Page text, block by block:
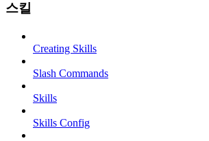
스킬
Creating Skills
Slash Commands
Skills
Skills Config